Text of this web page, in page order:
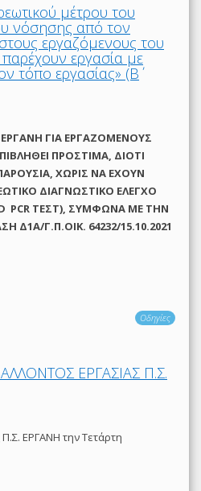
μέτρου του
νόσησης από τον
εργαζόμενους του
εργασία με
τόπο εργασίας» (Β΄
ΓΙΑ ΕΡΓΑΖΟΜΕΝΟΥΣ
ΠΡΟΣΤΙΜΑ, ΔΙΟΤΙ
ΧΩΡΙΣ ΝΑ ΕΧΟΥΝ
ΔΙΑΓΝΩΣΤΙΚΟ ΕΛΕΓΧΟ
PCR ΤΕΣΤ), ΣΥΜΦΩΝΑ ΜΕ THN
Δ1Α/Γ.Π.ΟΙΚ. 64232/15.10.2021
Οδηγίες
ΕΡΓΑΣΙΑΣ Π.Σ.
ΕΡΓΑΝΗ την Τετάρτη